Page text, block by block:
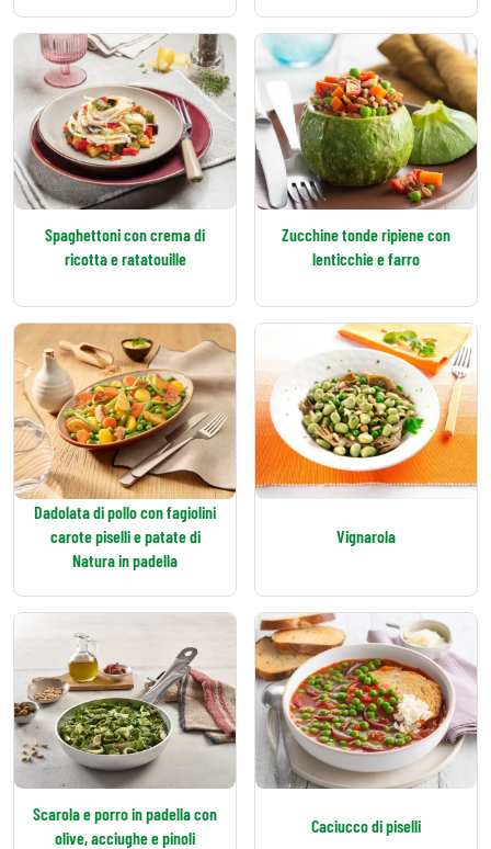
Spaghettoni con crema di
ricotta e ratatouille
Zucchine tonde ripiene con
lenticchie e farro
Dadolata di pollo con fagiolini
carote piselli e patate di
Natura in padella
Vignarola
Scarola e porro in padella con
olive, acciughe e pinoli
Caciucco di piselli